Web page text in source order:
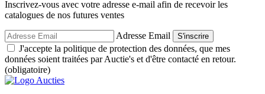
Inscrivez-vous avec votre adresse e-mail afin de recevoir les
catalogues de nos futures ventes
Adresse Email S'inscrire
J'accepte la politique de protection des données, que mes
données soient traitées par Auctie's et d'être contacté en retour.
(obligatoire)